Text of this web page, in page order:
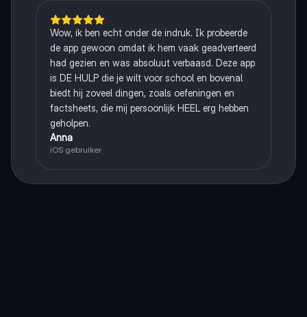
Wow, ik ben echt onder de indruk. Ik probeerde
de app gewoon omdat ik hem vaak geadverteerd
had gezien en was absoluut verbaasd. Deze app
is DE HULP die je wilt voor school en bovenal
biedt hij zoveel dingen, zoals oefeningen en
factsheets, die mij persoonlijk HEEL erg hebben
geholpen.
Anna
iOS gebruiker